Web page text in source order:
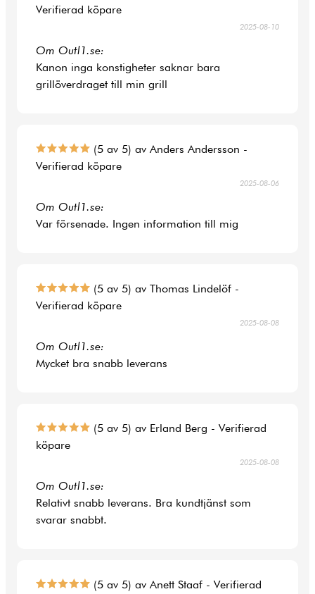
Verifierad köpare
2025-08-10
Om Outl1.se:
Kanon inga konstigheter saknar bara
grillöverdraget till min grill
(5 av 5) av Anders Andersson -
Verifierad köpare
2025-08-06
Om Outl1.se:
Var försenade. Ingen information till mig
(5 av 5) av Thomas Lindelöf -
Verifierad köpare
2025-08-08
Om Outl1.se:
Mycket bra snabb leverans
(5 av 5) av Erland Berg - Verifierad
köpare
2025-08-08
Om Outl1.se:
Relativt snabb leverans. Bra kundtjänst som
svarar snabbt.
(5 av 5) av Anett Staaf - Verifierad